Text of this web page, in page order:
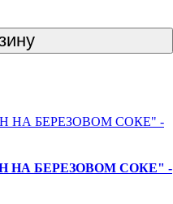
НА БЕРЕЗОВОМ СОКЕ" -